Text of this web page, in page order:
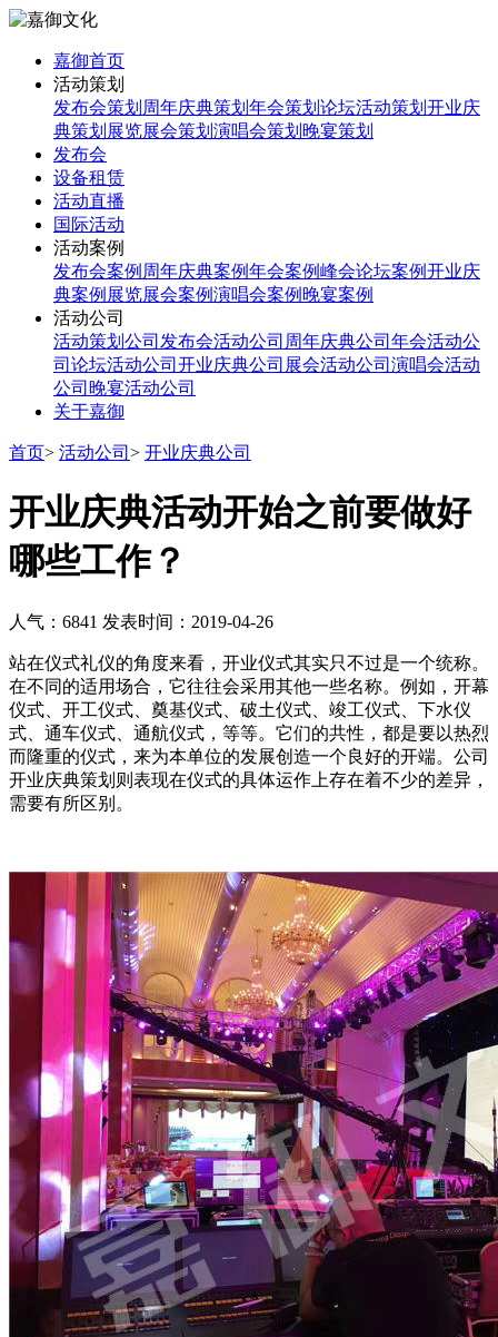
嘉御首页
活动策划
发布会策划 周年庆典策划 年会策划 论坛活动策划 开业庆
典策划 展览展会策划 演唱会策划 晚宴策划
发布会
设备租赁
活动直播
国际活动
活动案例
发布会案例 周年庆典案例年会案例峰会论坛案例开业庆
典案例 展览展会案例演唱会案例 晚宴案例
活动公司
活动策划公司 发布会活动公司 周年庆典公司 年会活动公
司 论坛活动公司 开业庆典公司 展会活动公司 演唱会活动
公司 晚宴活动公司
关于嘉御
首页> 活动公司 > 开业庆典公司
开业庆典活动开始之前要做好
哪些工作？
人气：6841 发表时间：2019-04-26
站在仪式礼仪的角度来看，开业仪式其实只不过是一个统称。
在不同的适用场合，它往往会采用其他一些名称。例如，开幕
仪式、开工仪式、奠基仪式、破土仪式、竣工仪式、下水仪
式、通车仪式、通航仪式，等等。它们的共性，都是要以热烈
而隆重的仪式，来为本单位的发展创造一个良好的开端。公司
开业庆典策划则表现在仪式的具体运作上存在着不少的差异，
需要有所区别。